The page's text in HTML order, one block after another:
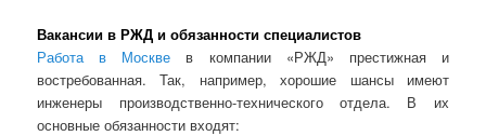
Вакансии в РЖД и обязанности специалистов
Работа в Москве в компании «РЖД» престижная и
востребованная. Так, например, хорошие шансы имеют
инженеры производственно-технического отдела. В их
основные обязанности входят: